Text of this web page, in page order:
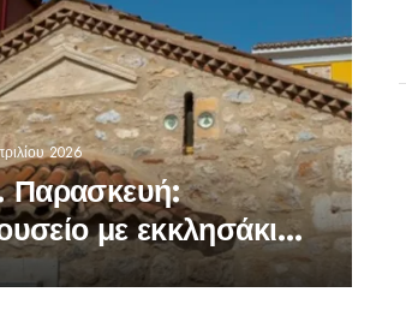
2026
με εκκλησάκι
τελέσει την